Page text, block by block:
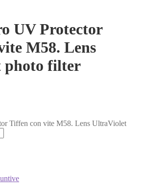
UV Protector
M58. Lens
photo filter
Tiffen con vite M58. Lens UltraViolet